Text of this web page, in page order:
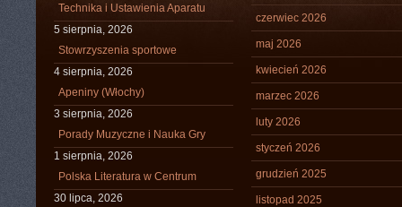
Technika i Ustawienia Aparatu
5 sierpnia, 2026
Stowrzyszenia sportowe
4 sierpnia, 2026
Apeniny (Włochy)
3 sierpnia, 2026
Porady Muzyczne i Nauka Gry
1 sierpnia, 2026
Polska Literatura w Centrum
30 lipca, 2026
czerwiec 2026
maj 2026
kwiecień 2026
marzec 2026
luty 2026
styczeń 2026
grudzień 2025
listopad 2025